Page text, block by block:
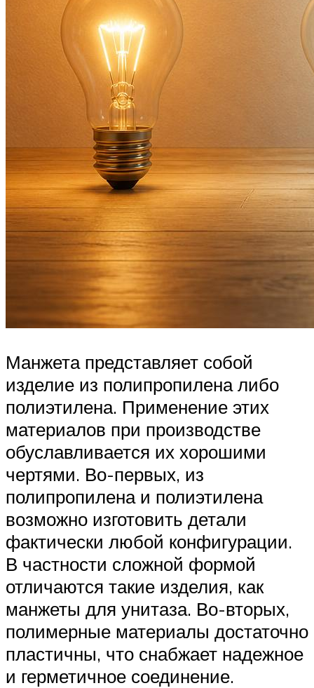
Манжета представляет собой
изделие из полипропилена либо
полиэтилена. Применение этих
материалов при производстве
обуславливается их хорошими
чертями. Во-первых, из
полипропилена и полиэтилена
возможно изготовить детали
фактически любой конфигурации.
В частности сложной формой
отличаются такие изделия, как
манжеты для унитаза. Во-вторых,
полимерные материалы достаточно
пластичны, что снабжает надежное
и герметичное соединение.